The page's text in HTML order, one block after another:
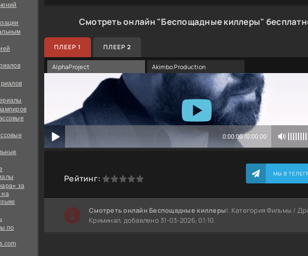
за
на
по
Смотреть онлайн "Беспощадные киллеры"
ПЛЕЕР 1 ПЛЕЕР 2
AlphaProject Akimbo Production
Рейтинг:
0 2 3 4 5 МЫ В
Cмотреть онлайн Беспощадные киллеры!. Категория Фильмы /
Криминал, добавлено 31-03-2026, 01:10.